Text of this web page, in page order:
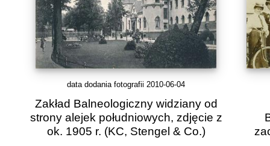
data dodania fotografii 2010-06-04
Zakład Balneologiczny widziany od
strony alejek południowych, zdjęcie z
ok. 1905 r. (KC, Stengel & Co.)